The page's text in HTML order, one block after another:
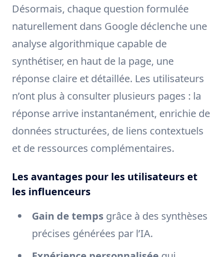
Désormais, chaque question formulée
naturellement dans Google déclenche une
analyse algorithmique capable de
synthétiser, en haut de la page, une
réponse claire et détaillée. Les utilisateurs
n’ont plus à consulter plusieurs pages : la
réponse arrive instantanément, enrichie de
données structurées, de liens contextuels
et de ressources complémentaires.
Les avantages pour les utilisateurs et
les influenceurs
Gain de temps grâce à des synthèses
précises générées par l’IA.